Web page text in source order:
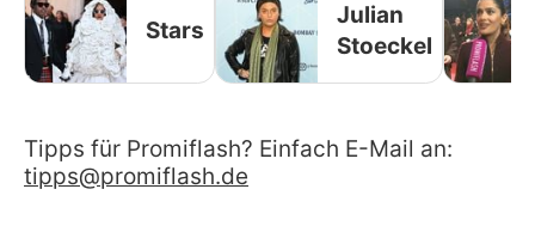
Stars
Julian
Stoeckel
Tipps für Promiflash? Einfach E-Mail an:
tipps@promiflash.de